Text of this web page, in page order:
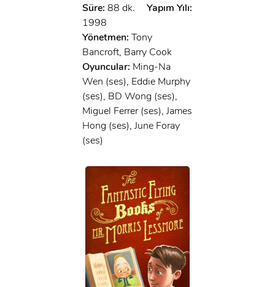
Süre: 88 dk.
Yapım Yılı:
1998
Yönetmen: Tony
Bancroft, Barry Cook
Oyuncular: Ming-Na
Wen (ses), Eddie Murphy
(ses), BD Wong (ses),
Miguel Ferrer (ses), James
Hong (ses), June Foray
(ses)